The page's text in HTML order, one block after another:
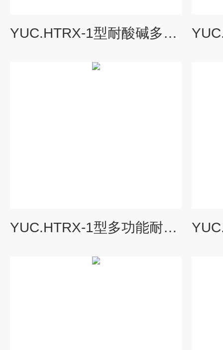
YUC.HTRX-1型耐酸碱多功能柔性壁渗透仪
YUC.HTRX-1型多功能耐酸碱柔性壁渗透仪